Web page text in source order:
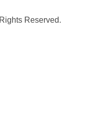
Reserved.